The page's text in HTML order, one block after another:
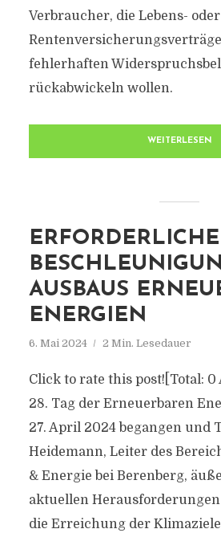
Verbraucher, die Lebens- oder
fehlerhaften
rückabwickeln wollen.
WEITERLESEN
ERFORDERLICHE
AUSBAUS
ENERGIEN
6. Mai 2024 2 Min. Lesedauer
Click to rate this post![Total: 0
28. Tag der Erneuerbaren
27. April 2024 begangen und
Heidemann, Leiter des
& Energie bei Berenberg,
aktuellen
die Erreichung der